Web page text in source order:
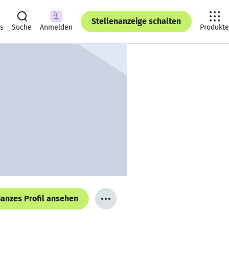
Suche Anmelden
Stellenanzeige schalten
Produkte
Profil ansehen